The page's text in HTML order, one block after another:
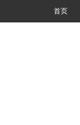
首页